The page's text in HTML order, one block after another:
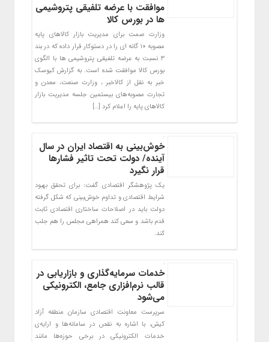
موافقت با عرضه تلفیقی پتروشیمی
ها در بورس کالا
وزارت صمت برای مدیریت بازار کالاهای پایه
مصوبه ۱۰ گانه ای را در دستوکار قرار داده که در بند
۳ نسبت به عرضه تلفیقی پتروشیمی ها با الگوی
بورس کالا موافقت شده است. به گزارش کیوسک
خبر به نقل از کالاخبر ، وزارت صنعت، معدن و
تجارت مصوبه‌های بیستمین جلسه مدیریت بازار
کالاهای پایه را اعلام کرد […]
خوش‌بینی به اقتصاد ایران در سال
آینده/ دولت تحت تاثیر فشارها
قرار نگیرد
یک پژوهشگر اقتصادی گفت: برای تحقق بهبود
شرایط اقتصادی و تداوم خوش‌بینی که شکل گرفته
دولت باید در اصلاحات ساختاری اقتصادی ثابت
قدم باشد و سعی کند همراهی مجلس را هم جلب
کند.
خدمات سرمایه‌گذاری و بازاریابی در
قالب نرم‌افزاری جامع، الکترونیکی
می‌شود
سرپرست معاونت اقتصادی سازمان منطقه آزاد
کیش، با اشاره به نقص در سامانه‌ها و ارایه‌ی
خدمات الکترونیکی در برخی حوزه‌ها مانند